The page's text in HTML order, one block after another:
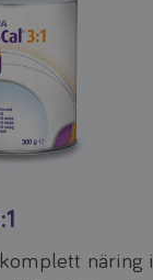
näring i